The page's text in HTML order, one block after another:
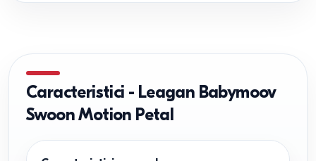
Caracteristici - Leagan Babymoov
Swoon Motion Petal